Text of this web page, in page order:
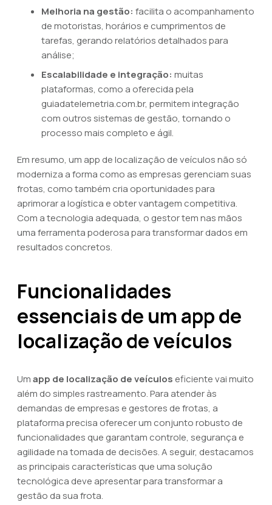
Melhoria na gestão: facilita o acompanhamento
de motoristas, horários e cumprimentos de
tarefas, gerando relatórios detalhados para
análise;
Escalabilidade e integração: muitas
plataformas, como a oferecida pela
guiadatelemetria.com.br, permitem integração
com outros sistemas de gestão, tornando o
processo mais completo e ágil.
Em resumo, um app de localização de veículos não só
moderniza a forma como as empresas gerenciam suas
frotas, como também cria oportunidades para
aprimorar a logística e obter vantagem competitiva.
Com a tecnologia adequada, o gestor tem nas mãos
uma ferramenta poderosa para transformar dados em
resultados concretos.
Funcionalidades
essenciais de um app de
localização de veículos
Umapp de localização de veículos eficiente vai muito
além do simples rastreamento. Para atender às
demandas de empresas e gestores de frotas, a
plataforma precisa oferecer um conjunto robusto de
funcionalidades que garantam controle, segurança e
agilidade na tomada de decisões. A seguir, destacamos
as principais características que uma solução
tecnológica deve apresentar para transformar a
gestão da sua frota.